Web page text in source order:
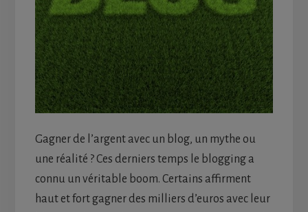
Gagner de l’argent avec un blog, un mythe ou
une réalité ? Ces derniers temps le blogging a
connu un véritable boom. Certains affirment
haut et fort gagner des milliers d’euros avec leur